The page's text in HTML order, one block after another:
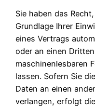
Sie haben das
Grundlage Ihrer
eines Vertrags
oder an einen
maschinenlesbaren
lassen. Sofern Sie
Daten an einen
verlangen, erfolgt